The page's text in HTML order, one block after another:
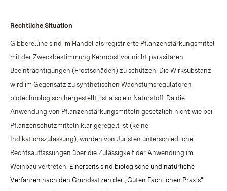
Rechtliche Situation
Gibberelline sind im Handel als registrierte Pflanzenstärkungsmittel
mit der Zweckbestimmung Kernobst vor nicht parasitären
Beeinträchtigungen (Frostschäden) zu schützen. Die Wirksubstanz
wird im Gegensatz zu synthetischen Wachstumsregulatoren
biotechnologisch hergestellt, ist also ein Naturstoff. Da die
Anwendung von Pflanzenstärkungsmitteln gesetzlich nicht wie bei
Pflanzenschutzmitteln klar geregelt ist (keine
Indikationszulassung), wurden von Juristen unterschiedliche
Rechtsauffassungen über die Zulässigkeit der Anwendung im
Weinbau vertreten. Einerseits sind biologische und natürliche
Verfahren nach den Grundsätzen der „Guten Fachlichen Praxis“